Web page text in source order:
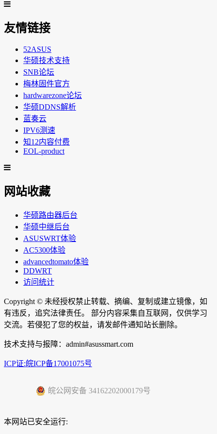
友情链接
52ASUS
华硕技术支持
SNB论坛
梅林固件官方
hardwarezone论坛
华硕DDNS解析
蓝奏云
IPV6测速
知12内容付费
EOL-product
网站收藏
华硕路由器后台
华硕中继后台
ASUSWRT体验
AC5300体验
advancedtomato体验
DDWRT
访问统计
Copyright © 未经授权禁止转载、摘编、复制或建立镜像，如
有违反，追究法律责任。 部分内容采集自互联网，仅供学习
交流。若侵犯了您的权益，请发邮件通知站长删除。
技术支持与报障：admin#asussmart.com
ICP证:皖ICP备17001075号
皖公网安备 34162202000179号
本网站已安全运行: